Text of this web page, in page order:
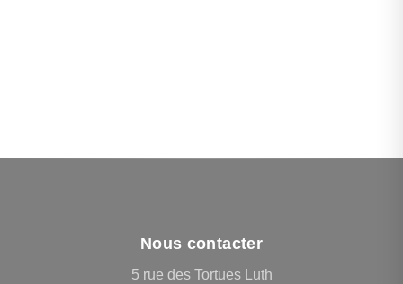
Nous contacter
5 rue des Tortues Luth